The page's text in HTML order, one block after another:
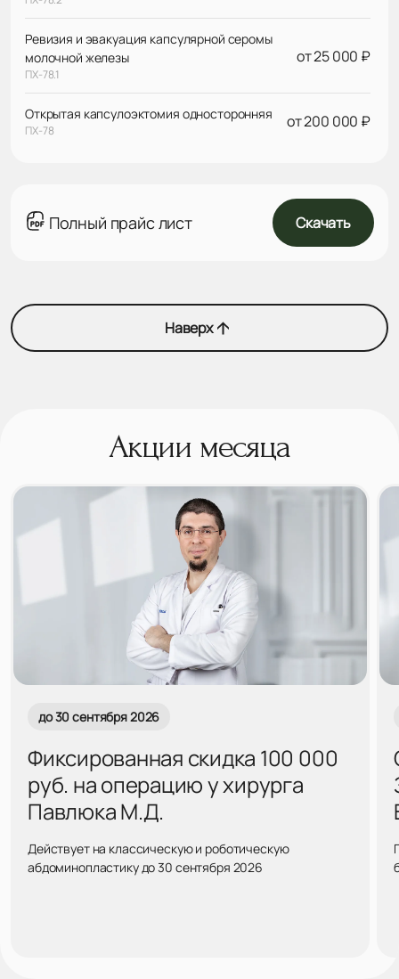
Ревизия и эвакуация капсулярной серомы
молочной железы
ПХ-78.1
от 25 000 ₽
Открытая капсулоэктомия односторонняя
ПХ-78 от 200 000 ₽
Полный прайс лист Скачать
Наверх
Акции месяца
до 30 сентября 2026
Фиксированная скидка 100 000
руб. на операцию у хирурга
Павлюка М.Д.
Действует на классическую и роботическую
абдоминопластику до 30 сентября 2026